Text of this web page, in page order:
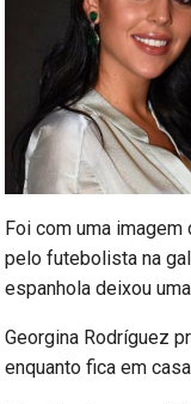
Foi com uma
pelo futebolista na
espanhola deixou
Georgina Rodríguez
enquanto fica em